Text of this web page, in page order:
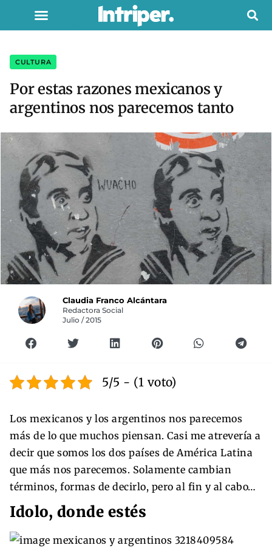
CULTURA
Por estas razones mexicanos y
argentinos nos parecemos tanto
Claudia Franco Alcántara
Redactora Social
Julio / 2015
5/5 - (1 voto)
Los mexicanos y los argentinos nos parecemos
más de lo que muchos piensan. Casi me atrevería a
decir que somos los dos países de América Latina
que más nos parecemos. Solamente cambian
términos, formas de decirlo, pero al fin y al cabo…
Idolo, donde estés